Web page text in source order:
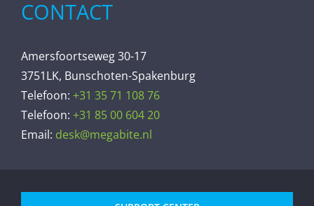
CONTACT
Amersfoortseweg 30-17
3751LK, Bunschoten-Spakenburg
Telefoon: +31 35 71 108 76
Telefoon: +31 85 00 604 20
Email: desk@megabite.nl